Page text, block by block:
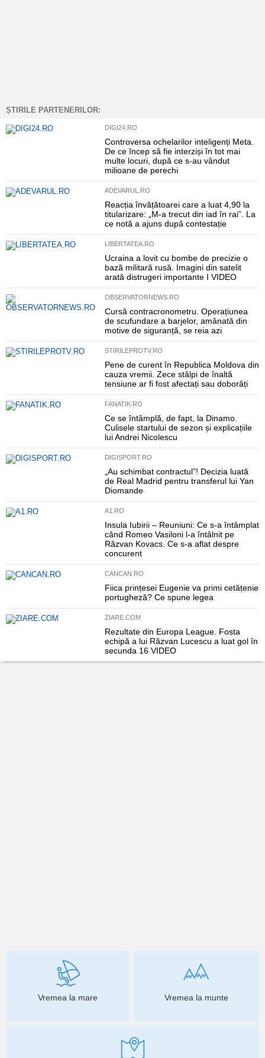
ȘTIRILE PARTENERILOR:
DIGI24.RO
Controversa ochelarilor inteligenți Meta.
De ce încep să fie interziși în tot mai
multe locuri, după ce s-au vândut
milioane de perechi
ADEVARUL.RO
Reacția învățătoarei care a luat 4,90 la
titularizare: „M-a trecut din iad în rai”. La
ce notă a ajuns după contestație
LIBERTATEA.RO
Ucraina a lovit cu bombe de precizie o
bază militară rusă. Imagini din satelit
arată distrugeri importante I VIDEO
OBSERVATORNEWS.RO
Cursă contracronometru. Operațiunea
de scufundare a barjelor, amânată din
motive de siguranță, se reia azi
STIRILEPROTV.RO
Pene de curent în Republica Moldova din
cauza vremii. Zece stâlpi de înaltă
tensiune ar fi fost afectați sau doborâți
FANATIK.RO
Ce se întâmplă, de fapt, la Dinamo.
Culisele startului de sezon și explicațiile
lui Andrei Nicolescu
DIGISPORT.RO
„Au schimbat contractul”! Decizia luată
de Real Madrid pentru transferul lui Yan
Diomande
A1.RO
Insula Iubirii – Reuniuni: Ce s-a întâmplat
când Romeo Vasiloni l-a întâlnit pe
Răzvan Kovacs. Ce s-a aflat despre
concurent
CANCAN.RO
Fiica prințesei Eugenie va primi cetățenie
portugheză? Ce spune legea
ZIARE.COM
Rezultate din Europa League. Fosta
echipă a lui Răzvan Lucescu a luat gol în
secunda 16 VIDEO
Vremea la mare Vremea la munte